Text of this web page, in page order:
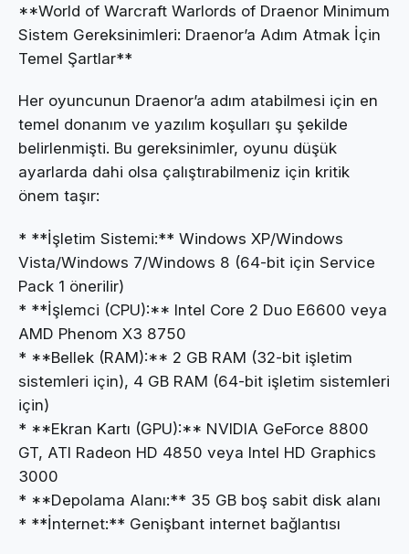
**World of Warcraft Warlords of Draenor Minimum
Sistem Gereksinimleri: Draenor’a Adım Atmak İçin
Temel Şartlar**
Her oyuncunun Draenor’a adım atabilmesi için en
temel donanım ve yazılım koşulları şu şekilde
belirlenmişti. Bu gereksinimler, oyunu düşük
ayarlarda dahi olsa çalıştırabilmeniz için kritik
önem taşır:
* **İşletim Sistemi:** Windows XP/Windows
Vista/Windows 7/Windows 8 (64-bit için Service
Pack 1 önerilir)
* **İşlemci (CPU):** Intel Core 2 Duo E6600 veya
AMD Phenom X3 8750
* **Bellek (RAM):** 2 GB RAM (32-bit işletim
sistemleri için), 4 GB RAM (64-bit işletim sistemleri
için)
* **Ekran Kartı (GPU):** NVIDIA GeForce 8800
GT, ATI Radeon HD 4850 veya Intel HD Graphics
3000
* **Depolama Alanı:** 35 GB boş sabit disk alanı
* **İnternet:** Genişbant internet bağlantısı